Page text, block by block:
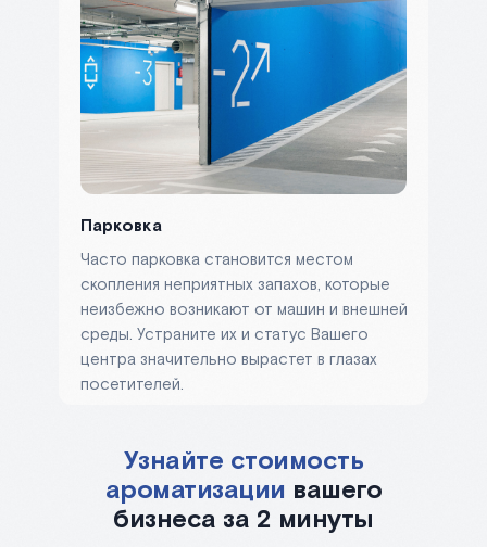
Узнайте стоимость
ароматизации вашего
бизнеса за 2 минуты
Часто парковка становится местом
скопления неприятных запахов, которые
неизбежно возникают от машин и внешней
среды. Устраните их и статус Вашего
центра значительно вырастет в глазах
посетителей.
Парковка